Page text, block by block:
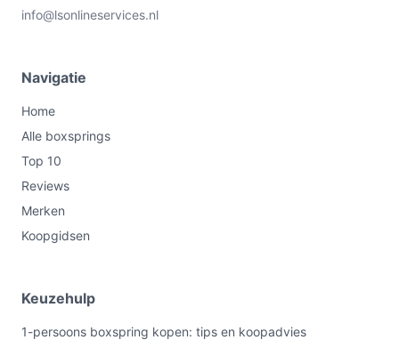
info@lsonlineservices.nl
Navigatie
Home
Alle boxsprings
Top 10
Reviews
Merken
Koopgidsen
Keuzehulp
1-persoons boxspring kopen: tips en koopadvies